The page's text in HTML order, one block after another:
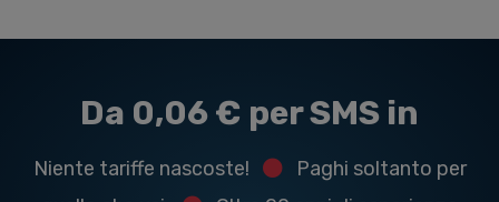
Da 0,06 € per SMS in
Niente tariffe nascoste!
Paghi soltanto per